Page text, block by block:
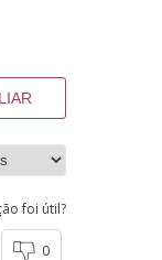
foi útil?
0